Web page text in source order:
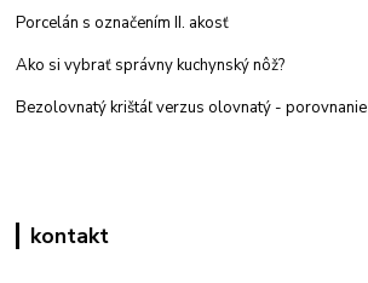
Porcelán s označením II. akosť
Ako si vybrať správny kuchynský nôž?
Bezolovnatý krištáľ verzus olovnatý - porovnanie
kontakt